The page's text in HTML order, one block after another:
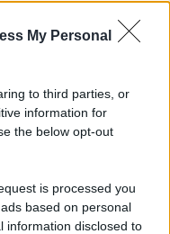
My Personal
to third parties, or
information for
the below opt-out
is processed you
based on personal
information disclosed to
- Testata
N. 8/2020 - RG N.
ALL’ANSO
ONLINE)